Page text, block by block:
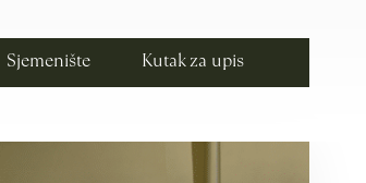
Sjemenište Kutak za upis